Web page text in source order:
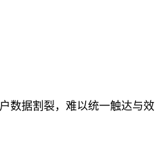
数据割裂，难以统一触达与效